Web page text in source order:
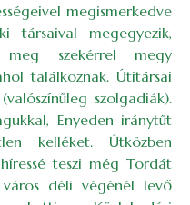
megismerkedve
társaival megegyezik,
szekérrel megy
találkoznak. Útitársai
szolgadiák).
Enyeden iránytűt
kelléket. Útközben
teszi még Tordát
déli végénél levő